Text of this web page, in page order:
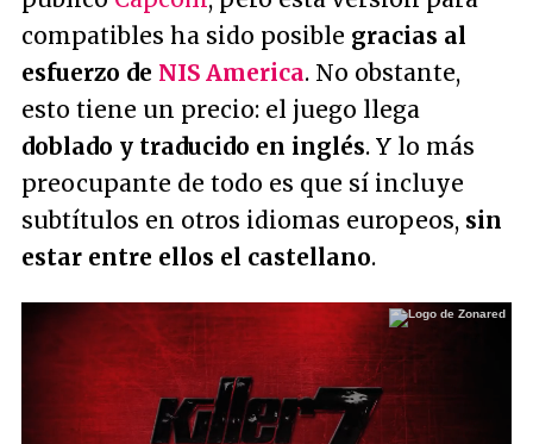
compatibles ha sido posible gracias al
esfuerzo de NIS America. No obstante,
esto tiene un precio: el juego llega
doblado y traducido en inglés. Y lo más
preocupante de todo es que sí incluye
subtítulos en otros idiomas europeos, sin
estar entre ellos el castellano.